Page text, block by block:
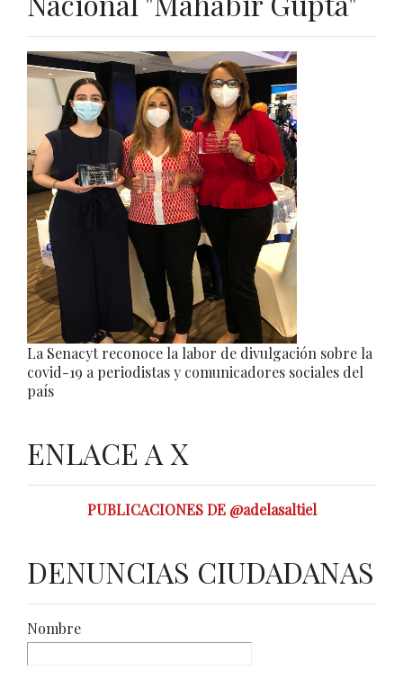
La Senacyt reconoce la labor de divulgación sobre la
covid-19 a periodistas y comunicadores sociales del
país
ENLACE A X
PUBLICACIONES DE @adelasaltiel
DENUNCIAS CIUDADANAS
Nombre